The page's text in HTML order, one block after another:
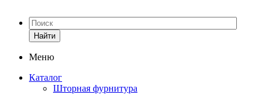
Найти
Меню
Каталог
Шторная фурнитура